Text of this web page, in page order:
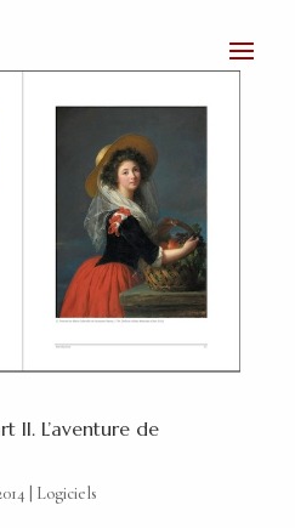
II. L’aventure de
Logiciels